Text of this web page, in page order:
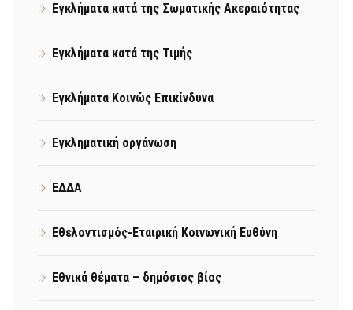
Εγκλήματα κατά της Σωματικής Ακεραιότητας
Εγκλήματα κατά της Τιμής
Εγκλήματα Κοινώς Επικίνδυνα
Εγκληματική οργάνωση
ΕΔΔΑ
Εθελοντισμός-Εταιρική Κοινωνική Ευθύνη
Εθνικά θέματα – δημόσιος βίος